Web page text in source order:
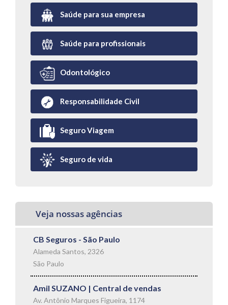
Saúde para sua empresa
Saúde para profissionais
Odontológico
Responsabilidade Civil
Seguro Viagem
Seguro de vida
Veja nossas agências
CB Seguros - São Paulo
Alameda Santos, 2326
São Paulo
Amil SUZANO | Central de vendas
Av. Antônio Marques Figueira, 1174